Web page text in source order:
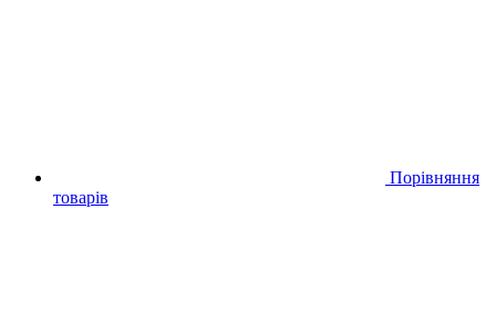
Порівняння
товарів